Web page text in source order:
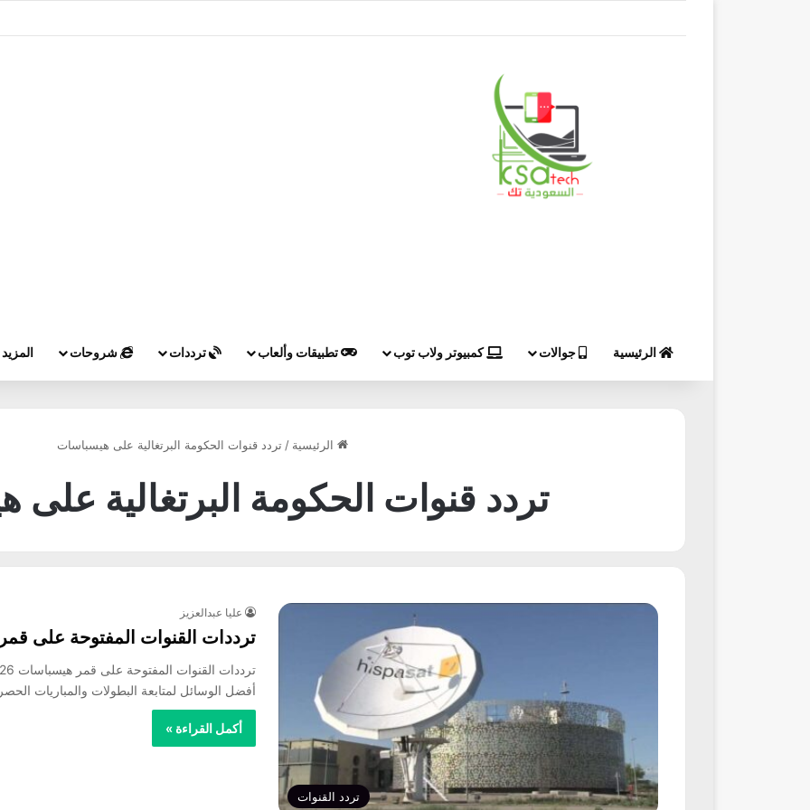
الرئيسية جوالات كمبيوتر ولاب توب تطبيقات وألعاب ترددات شروحات المزيد
الرئيسية / تردد قنوات الحكومة البرتغالية على هيسباسات
تردد قنوات الحكومة البرتغالية
تردد القنوات
عليا عبدالعزيز
ترددات القنوات المفتوحة على قمر
أفضل الوسائل لمتابعة البطولات والمباريات
أكمل القراءة »